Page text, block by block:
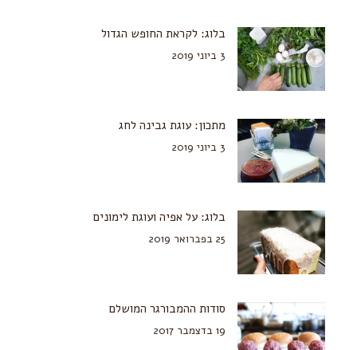
בלוג: לקראת החופש הגדול
3 ביוני 2019
מתכון: עוגת גבינה לחג
3 ביוני 2019
בלוג: על אפיה ועוגת לימונים
25 בפברואר 2019
סודות ההמבורגר המושלם
19 בדצמבר 2017